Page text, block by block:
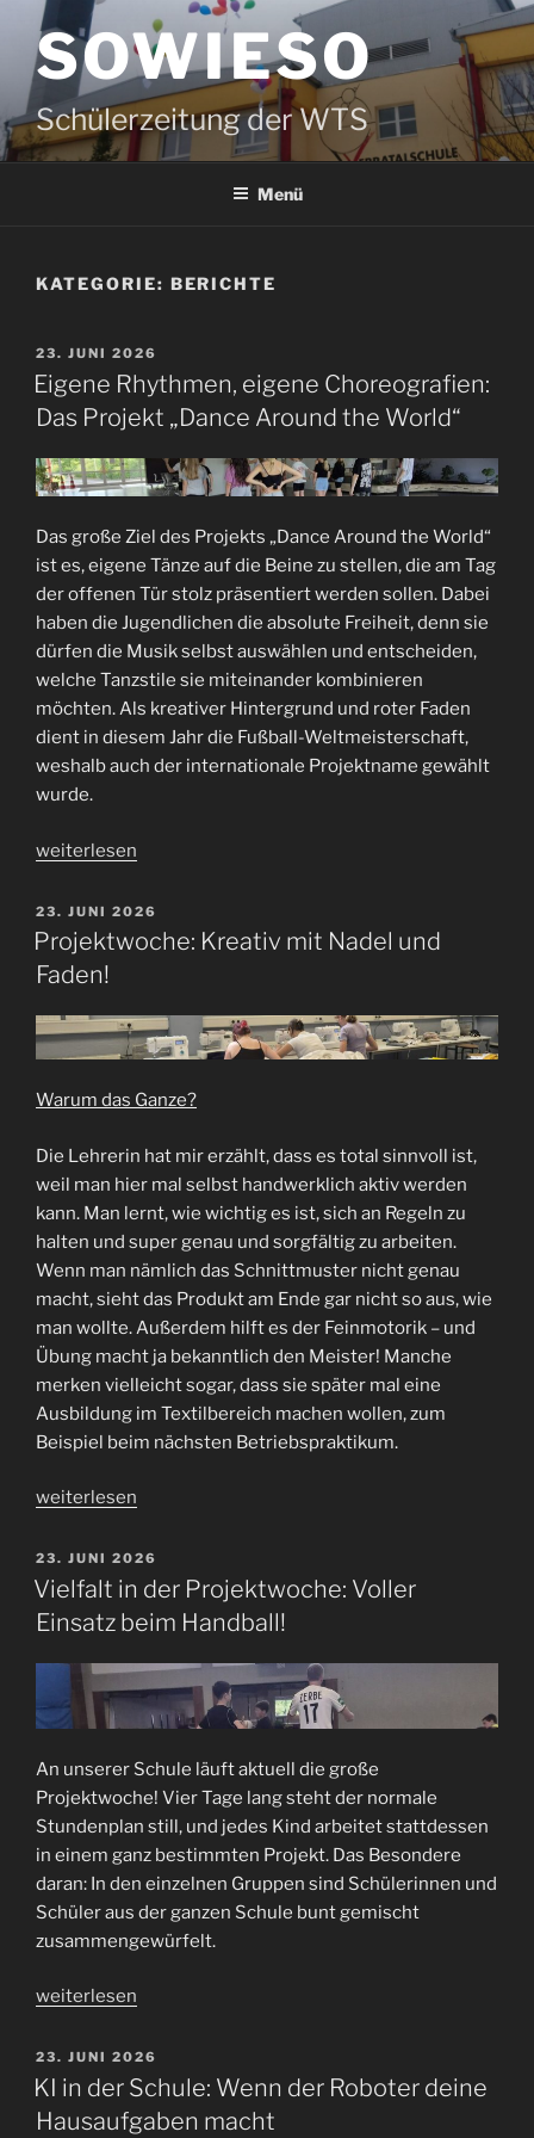
Inhalt
springenSOWIESO
Schülerzeitung der WTS
Menü
KATEGORIE: BERICHTE
VERÖFFENTLICHT
AM
23. JUNI 2026
Eigene Rhythmen, eigene Choreografien:
Das Projekt „Dance Around the World“
Das große Ziel des Projekts „Dance Around the World“
ist es, eigene Tänze auf die Beine zu stellen, die am Tag
der offenen Tür stolz präsentiert werden sollen. Dabei
haben die Jugendlichen die absolute Freiheit, denn sie
dürfen die Musik selbst auswählen und entscheiden,
welche Tanzstile sie miteinander kombinieren
möchten. Als kreativer Hintergrund und roter Faden
dient in diesem Jahr die Fußball-Weltmeisterschaft,
weshalb auch der internationale Projektname gewählt
wurde.
„Eigene
eigene
Choreografien:
Das
„Dance
Around
World““
weiterlesen
VERÖFFENTLICHT
AM
23. JUNI 2026
Projektwoche: Kreativ mit Nadel und
Faden!
Warum das Ganze?
​Die Lehrerin hat mir erzählt, dass es total sinnvoll ist,
weil man hier mal selbst handwerklich aktiv werden
kann. Man lernt, wie wichtig es ist, sich an Regeln zu
halten und super genau und sorgfältig zu arbeiten.
Wenn man nämlich das Schnittmuster nicht genau
macht, sieht das Produkt am Ende gar nicht so aus, wie
man wollte. Außerdem hilft es der Feinmotorik – und
Übung macht ja bekanntlich den Meister! Manche
merken vielleicht sogar, dass sie später mal eine
Ausbildung im Textilbereich machen wollen, zum
Beispiel beim nächsten Betriebspraktikum.
„Projektwoche:
mit
Nadel
und
Faden!“
weiterlesen
VERÖFFENTLICHT
AM
23. JUNI 2026
​Vielfalt in der Projektwoche: Voller
Einsatz beim Handball!
An unserer Schule läuft aktuell die große
Projektwoche! Vier Tage lang steht der normale
Stundenplan still, und jedes Kind arbeitet stattdessen
in einem ganz bestimmten Projekt. Das Besondere
daran: In den einzelnen Gruppen sind Schülerinnen und
Schüler aus der ganzen Schule bunt gemischt
zusammengewürfelt.
„​
in
der
Projektwoche:
weiterlesen
VERÖFFENTLICHT
AM
23. JUNI 2026
KI in der Schule: Wenn der Roboter deine
Hausaufgaben macht